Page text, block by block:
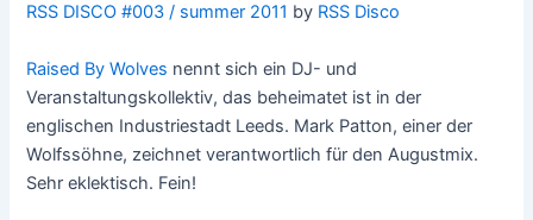
RSS DISCO #003 / summer 2011 by RSS Disco
Raised By Wolves nennt sich ein DJ- und
Veranstaltungskollektiv, das beheimatet ist in der
englischen Industriestadt Leeds. Mark Patton, einer der
Wolfssöhne, zeichnet verantwortlich für den Augustmix.
Sehr eklektisch. Fein!